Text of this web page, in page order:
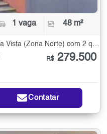
1 vaga 48 m²
Apartamento à Venda na Vila Bela Vista (Zona Norte) com 2 quartos - 48 m²
R$ 279.500
Contatar